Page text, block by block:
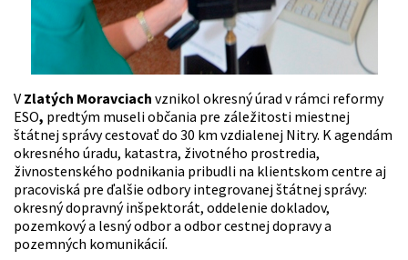
V Zlatých Moravciach vznikol okresný úrad v rámci reformy
ESO, predtým museli občania pre záležitosti miestnej
štátnej správy cestovať do 30 km vzdialenej Nitry. K agendám
okresného úradu, katastra, životného prostredia,
živnostenského podnikania pribudli na klientskom centre aj
pracoviská pre ďalšie odbory integrovanej štátnej správy:
okresný dopravný inšpektorát, oddelenie dokladov,
pozemkový a lesný odbor a odbor cestnej dopravy a
pozemných komunikácií.